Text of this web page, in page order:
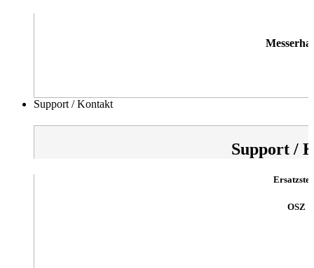
Support / Kontakt
Support /
OSZ